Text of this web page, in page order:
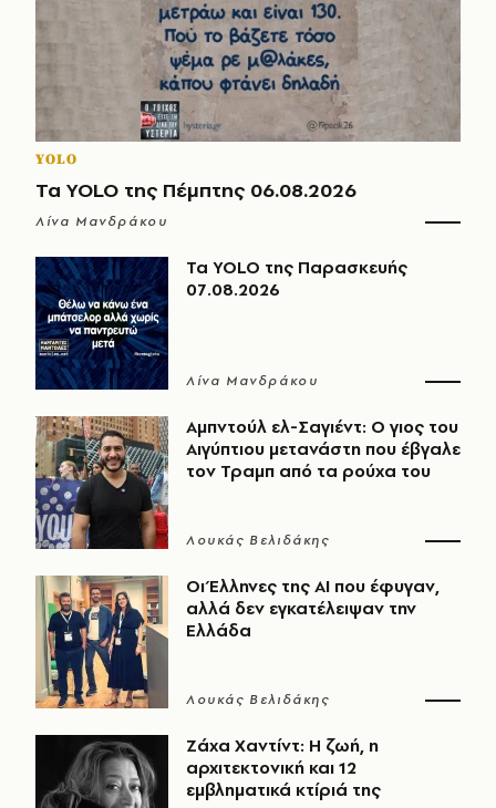
YOLO
Τα YOLO της Πέμπτης 06.08.2026
Λίνα Μανδράκου
Τα YOLO της Παρασκευής
07.08.2026
Λίνα Μανδράκου
Αμπντούλ ελ-Σαγιέντ: Ο γιος του
Αιγύπτιου μετανάστη που έβγαλε
τον Τραμπ από τα ρούχα του
Λουκάς Βελιδάκης
Οι Έλληνες της ΑΙ που έφυγαν,
αλλά δεν εγκατέλειψαν την
Ελλάδα
Λουκάς Βελιδάκης
Ζάχα Χαντίντ: Η ζωή, η
αρχιτεκτονική και 12
εμβληματικά κτίριά της